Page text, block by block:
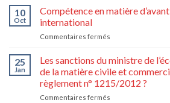
contenant
une
prorogation
de
10
Oct
Compétence en matière
international
Commentaires fermés
en
d’avant-
contrat
25
Jan
Les sanctions du ministre de
de la matière civile et
règlement n° 1215/2012 ?
Commentaires fermés